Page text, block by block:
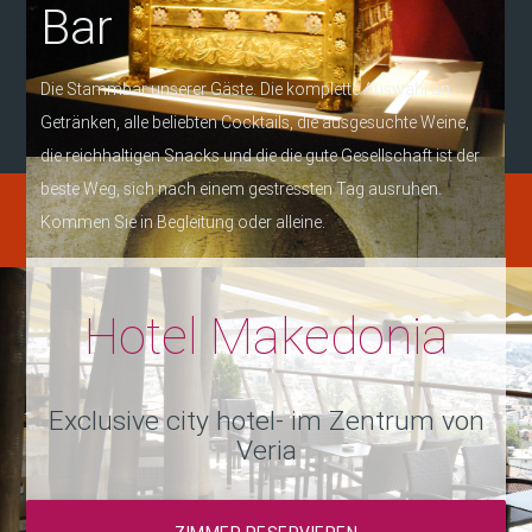
Bar
Die Stammbar unserer Gäste. Die komplette Auswahl an
Getränken, alle beliebten Cocktails, die ausgesuchte Weine,
die reichhaltigen Snacks und die die gute Gesellschaft ist der
beste Weg, sich nach einem gestressten Tag ausruhen.
Kommen Sie in Begleitung oder alleine.
Hotel Makedonia
Exclusive city hotel- im Zentrum von
Veria